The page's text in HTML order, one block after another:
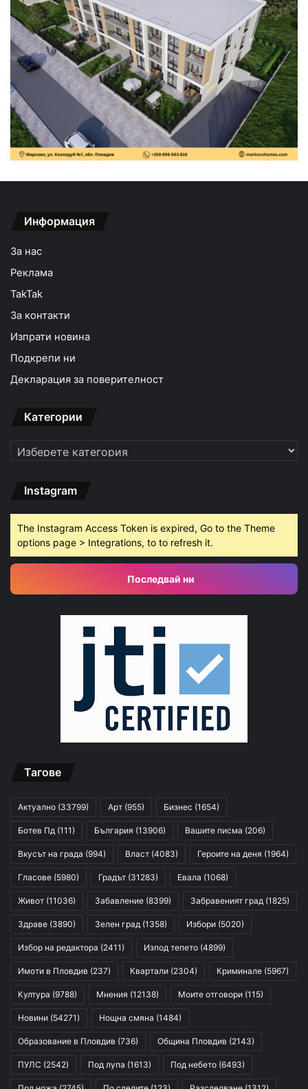
Информация
За нас
Реклама
TakTak
За контакти
Изпрати новина
Подкрепи ни
Декларация за поверителност
Категории
Категории
Instagram
The Instagram Access Token is expired, Go to the Theme
options page > Integrations, to to refresh it.
Последвай ни
Тагове
Актуално (33799) Арт (955) Бизнес (1654)
Ботев Пд (111) България (13906) Вашите писма (206)
Вкусът на града (994) Власт (4083) Героите на деня (1964)
Гласове (5980) Градът (31283) Евала (1068)
Живот (11036) Забавление (8399) Забравеният град (1825)
Здраве (3890) Зелен град (1358) Избори (5020)
Избор на редактора (2411) Изпод тепето (4899)
Имоти в Пловдив (237) Квартали (2304) Криминале (5967)
Култура (9788) Мнения (12138) Моите отговори (115)
Новини (54271) Нощна смяна (1484)
Образование в Пловдив (736) Община Пловдив (2143)
ПУЛС (2542) Под лупа (1613) Под небето (6493)